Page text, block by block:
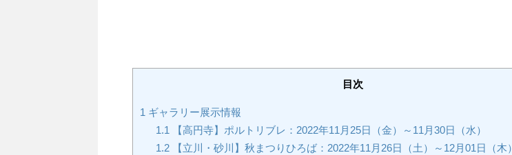
目次
1 ギャラリー展示情報
1.1 【高円寺】ポルトリブレ：2022年11月25日（金）～11月30日（水）
1.2【立川・砂川】秋まつりひろば：2022年11月26日（土）～12月01日（木）